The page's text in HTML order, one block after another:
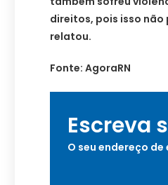
direitos, pois isso não
relatou.
Fonte: AgoraRN
Escreva
O seu endereço